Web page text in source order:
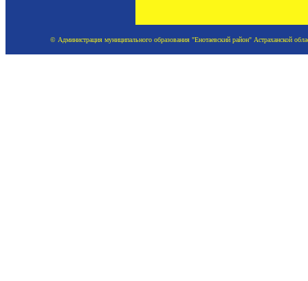
© Администрация муниципального образования "Енотаевский район" Астраханской